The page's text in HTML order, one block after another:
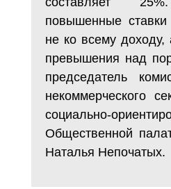
повышенные ставки
не ко всему
превышения над
председатель
некоммерческого
социально-
Общественной
Наталья Непочатых.